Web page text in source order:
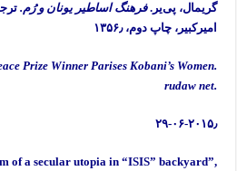
گریمال، پی‌یر.فرهنگ اساطیر یونان و رُم.
امیرکبیر، چاپ دوم، ۱۳۵۶٫
Prize Winner Parises Kobani’s Women.
rudaw net.
۲۹-۰۶-۲۰۱۵٫
of a secular utopia in “ISIS” backyard”,